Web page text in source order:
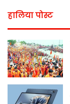
हालिया पोस्ट